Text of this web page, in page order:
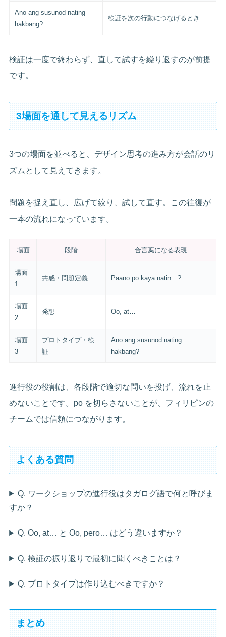
Ano ang susunod nating
hakbang?
検証を次の行動につなげるとき
検証は一度で終わらず、直して試すを繰り返すのが前提
です。
3場面を通して見えるリズム
3つの場面を並べると、デザイン思考の進み方が会話のリ
ズムとして見えてきます。
問題を捉え直し、広げて絞り、試して直す。この往復が
一本の流れになっています。
場面 段階 合言葉になる表現
場面
1
共感・問題定義 Paano po kaya natin…?
場面
2
発想 Oo, at…
場面
3
プロトタイプ・検
証
Ano ang susunod nating
hakbang?
進行役の役割は、各段階で適切な問いを投げ、流れを止
めないことです。po を切らさないことが、フィリピンの
チームでは信頼につながります。
よくある質問
Q. ワークショップの進行役はタガログ語で何と呼びま
すか？
Q. Oo, at… と Oo, pero… はどう違いますか？
Q. 検証の振り返りで最初に聞くべきことは？
Q. プロトタイプは作り込むべきですか？
まとめ